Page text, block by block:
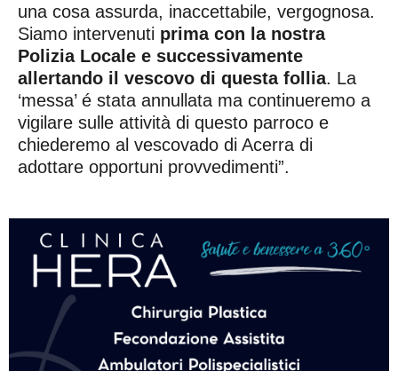
una cosa assurda, inaccettabile, vergognosa.
Siamo intervenuti prima con la nostra
Polizia Locale e successivamente
allertando il vescovo di questa follia. La
‘messa’ é stata annullata ma continueremo a
vigilare sulle attività di questo parroco e
chiederemo al vescovado di Acerra di
adottare opportuni provvedimenti”.